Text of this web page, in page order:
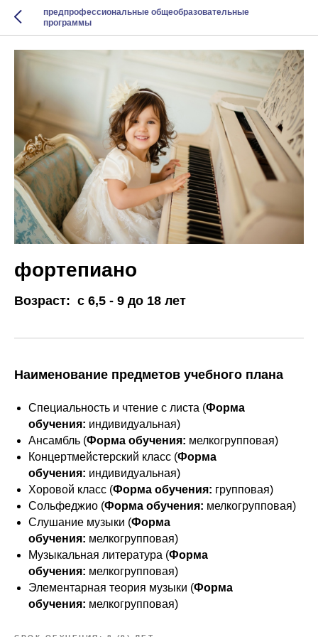
предпрофессиональные общеобразовательные
программы
фортепиано
Возраст: с 6,5 - 9 до 18 лет
Наименование предметов учебного плана
Специальность и чтение с листа (Форма
обучения: индивидуальная)
Ансамбль (Форма обучения: мелкогрупповая)
Концертмейстерский класс (Форма
обучения: индивидуальная)
Хоровой класс (Форма обучения: групповая)
Сольфеджио (Форма обучения: мелкогрупповая)
Слушание музыки (Форма
обучения: мелкогрупповая)
Музыкальная литература (Форма
обучения: мелкогрупповая)
Элементарная теория музыки (Форма
обучения: мелкогрупповая)